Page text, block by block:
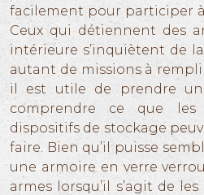
facilement pour participer
Ceux qui détiennent des
intérieure s’inquiètent de la
autant de missions à
il est utile de prendre
comprendre ce que
dispositifs de stockage
faire. Bien qu’il puisse
une armoire en verre
armes lorsqu’il s’agit de